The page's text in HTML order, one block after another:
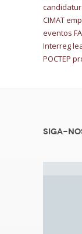
CIMAT
eventos
Interreg
POCTEP
Siga-